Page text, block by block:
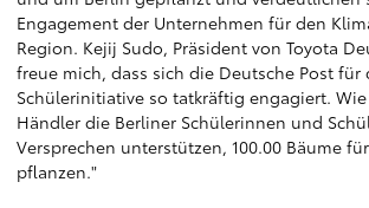
Engagement der Unternehmen für den
Region. Kejij Sudo, Präsident von Toyota
freue mich, dass sich die Deutsche Post für
Schülerinitiative so tatkräftig engagiert.
Händler die Berliner Schülerinnen und
Versprechen unterstützen, 100.00 Bäume
pflanzen."